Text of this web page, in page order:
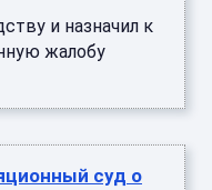
и назначил к
жалобу
суд о